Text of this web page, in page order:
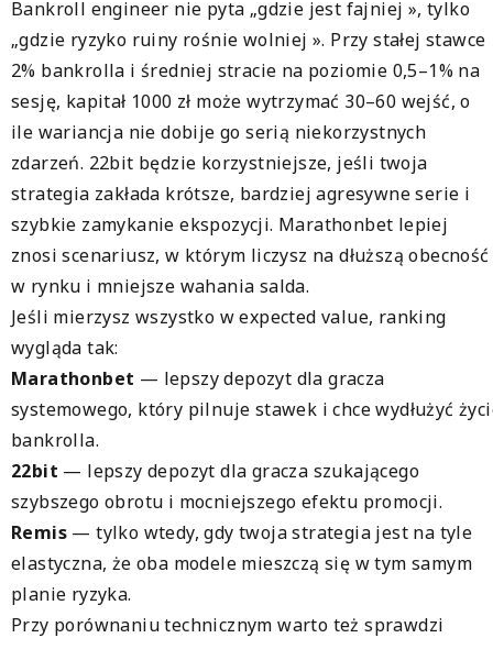
Bankroll engineer nie pyta „gdzie jest fajniej », tylko
„gdzie ryzyko ruiny rośnie wolniej ». Przy stałej stawce
2% bankrolla i średniej stracie na poziomie 0,5–1% na
sesję, kapitał 1000 zł może wytrzymać 30–60 wejść, o
ile wariancja nie dobije go serią niekorzystnych
zdarzeń. 22bit będzie korzystniejsze, jeśli twoja
strategia zakłada krótsze, bardziej agresywne serie i
szybkie zamykanie ekspozycji. Marathonbet lepiej
znosi scenariusz, w którym liczysz na dłuższą obecność
w rynku i mniejsze wahania salda.
Jeśli mierzysz wszystko w expected value, ranking
wygląda tak:
Marathonbet — lepszy depozyt dla gracza
systemowego, który pilnuje stawek i chce wydłużyć
bankrolla.
22bit — lepszy depozyt dla gracza szukającego
szybszego obrotu i mocniejszego efektu promocji.
Remis — tylko wtedy, gdy twoja strategia jest na tyle
elastyczna, że oba modele mieszczą się w tym samym
planie ryzyka.
Przy porównaniu technicznym warto też sprawdzi